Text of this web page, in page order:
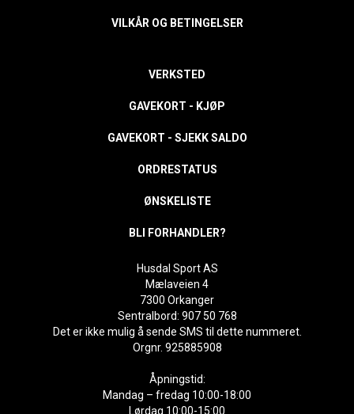
VILKÅR OG BETINGELSER
VERKSTED
GAVEKORT - KJØP
GAVEKORT - SJEKK SALDO
ORDRESTATUS
ØNSKELISTE
BLI FORHANDLER?
Husdal Sport AS
Mælaveien 4
7300 Orkanger
Sentralbord: 907 50 768
Det er ikke mulig å sende SMS til dette nummeret.
Orgnr. 925885908
Åpningstid:
Mandag – fredag 10:00-18:00
Lørdag 10:00-15:00